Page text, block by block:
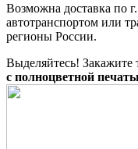
Возможна доставка по
автотранспортом или
регионы России.
Выделяйтесь! Закажите
с полноцветной